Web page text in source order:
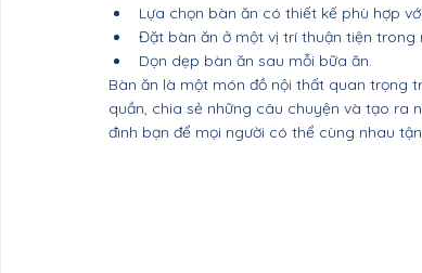
Lựa chọn bàn ăn có thiết kế phù hợp
Đặt bàn ăn ở một vị trí thuận tiện trong
Dọn dẹp bàn ăn sau mỗi bữa ăn.
Bàn ăn là một món đồ nội thất quan trọng
quần, chia sẻ những câu chuyện và tạo ra
đình bạn để mọi người có thể cùng nhau